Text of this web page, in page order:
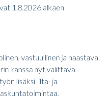
1.8.2026 alkaen
vastuullinen ja haastava.
kanssa nyt valittava
lisäksi ilta- ja